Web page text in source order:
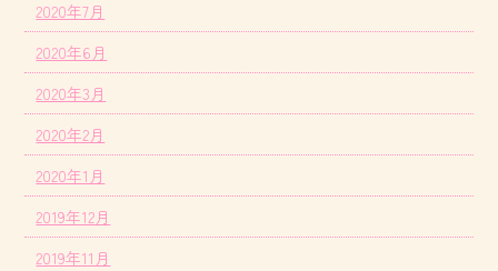
2020年7月
2020年6月
2020年3月
2020年2月
2020年1月
2019年12月
2019年11月